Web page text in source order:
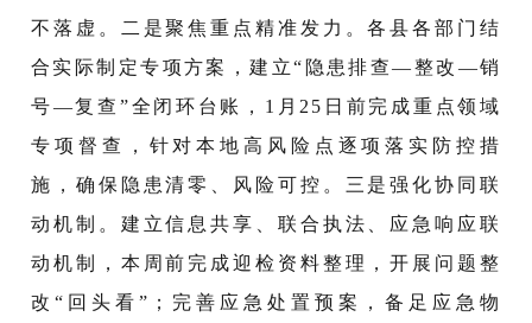
不落虚。二是聚焦重点精准发力。各县各部门结
合实际制定专项方案，建立“隐患排查—整改—销
号—复查”全闭环台账，1月25日前完成重点领域
专项督查，针对本地高风险点逐项落实防控措
施，确保隐患清零、风险可控。三是强化协同联
动机制。建立信息共享、联合执法、应急响应联
动机制，本周前完成迎检资料整理，开展问题整
改“回头看”；完善应急处置预案，备足应急物